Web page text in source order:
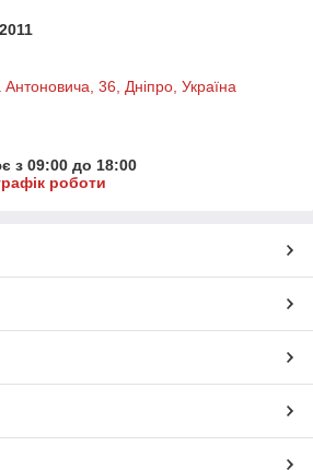
36, Дніпро, Україна
з 09:00 до 18:00
роботи